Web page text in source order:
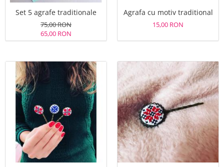
Set 5 agrafe traditionale
75,00 RON
65,00 RON
Agrafa cu motiv traditional
15,00 RON